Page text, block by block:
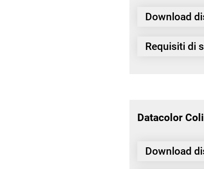
Download
Requisiti di
Datacolor
Download